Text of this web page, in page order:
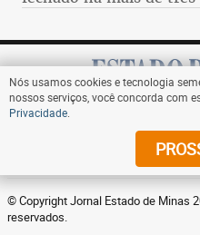
© Copyright Jornal Estado de Minas
reservados.
Nós usamos cookies e tecnologia
nossos serviços, você concorda com
Privacidade